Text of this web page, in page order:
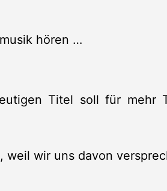
hören …
Titel soll für mehr
wir uns davon